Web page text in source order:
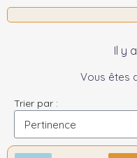
Il y
Vous êtes
Trier par :